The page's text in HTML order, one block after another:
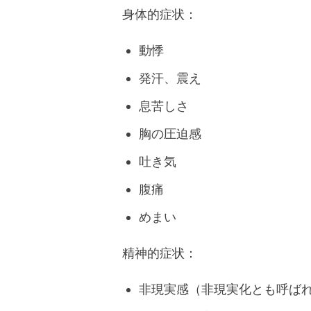
身体的症状：
動悸
発汗、震え
息苦しさ
胸の圧迫感
吐き気
腹痛
めまい
精神的症状：
非現実感（非現実化とも呼ば